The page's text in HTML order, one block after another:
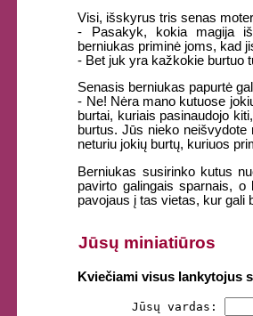
Visi, išskyrus tris senas
- Pasakyk, kokia magija
berniukas priminė joms, kad
- Bet juk yra kažkokie burtuo
Senasis berniukas papurtė
- Ne! Nėra mano kutuose
burtai, kuriais pasinaudojo
burtus. Jūs nieko
neturiu jokių burtų, kuriuos
Berniukas susirinko kutus
pavirto galingais sparnais,
pavojaus į tas vietas, kur gali
Jūsų miniatiūros
Kviečiami visus lankytojus
Jūsų vardas: